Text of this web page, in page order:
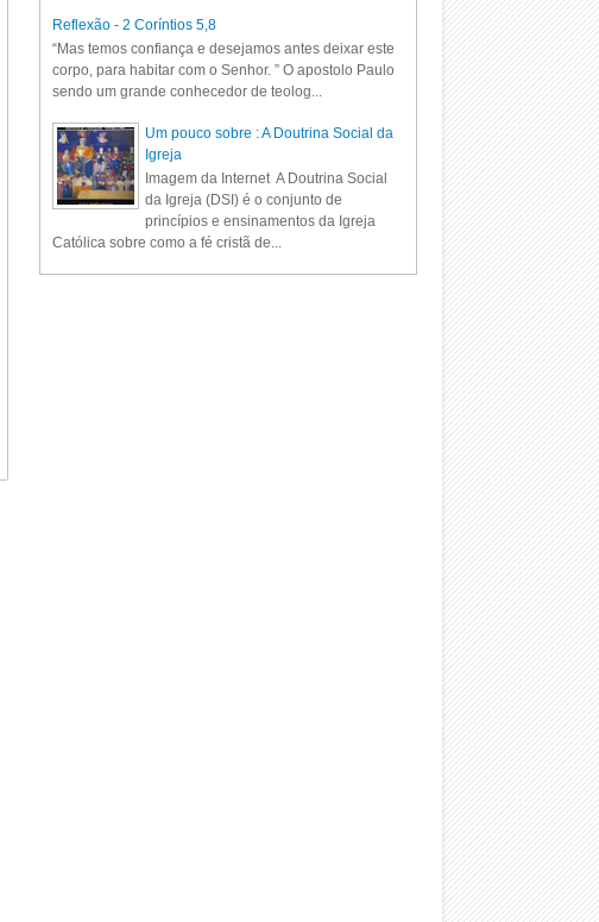
Reflexão - 2 Coríntios 5,8
“Mas temos confiança e desejamos antes deixar este
corpo, para habitar com o Senhor. ” O apostolo Paulo
sendo um grande conhecedor de teolog...
Um pouco sobre : A Doutrina Social da
Igreja
Imagem da Internet A Doutrina Social
da Igreja (DSI) é o conjunto de
princípios e ensinamentos da Igreja
Católica sobre como a fé cristã de...